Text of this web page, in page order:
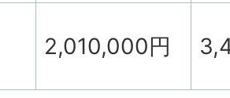
2,010,000円